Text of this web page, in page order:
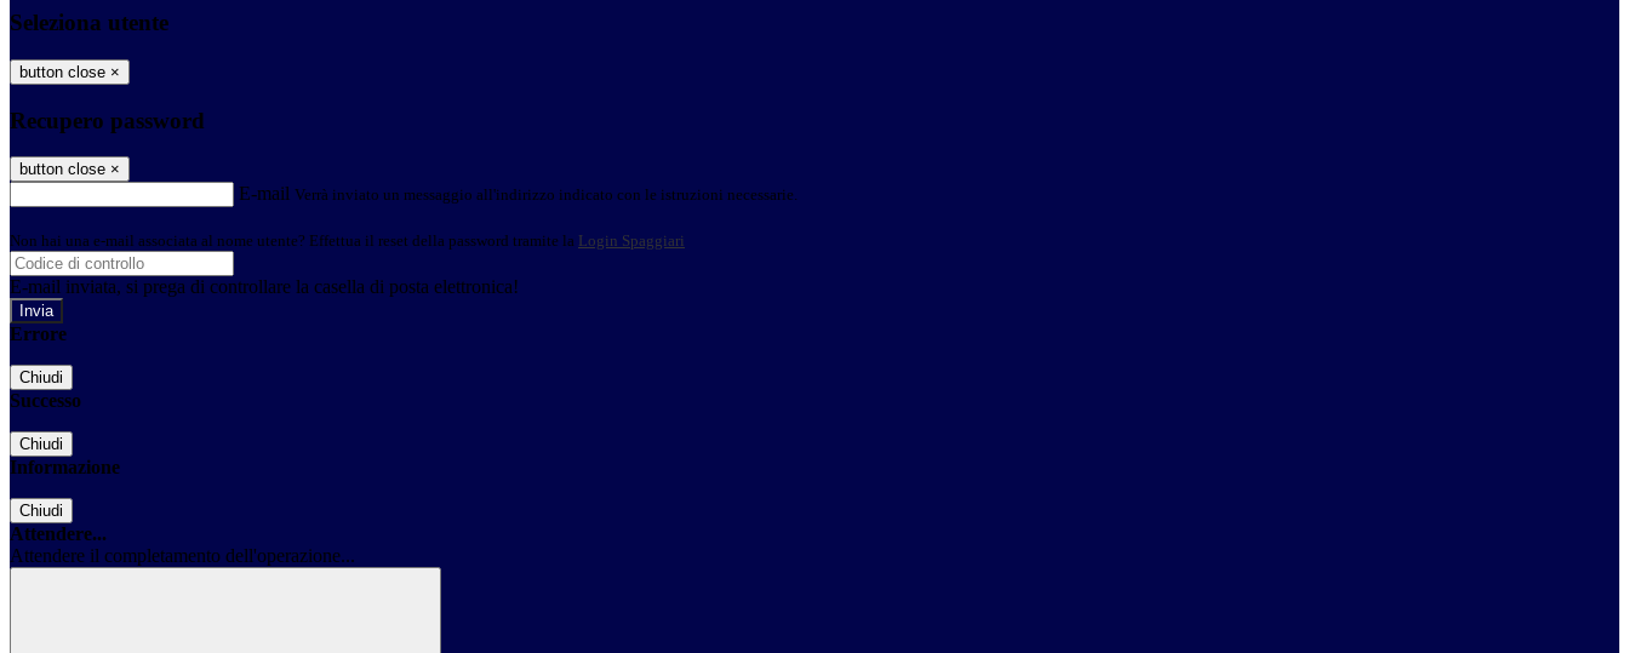
Seleziona utente
button close ×
Recupero password
button close ×
E-mail Verrà inviato un messaggio all'indirizzo indicato con le istruzioni necessarie.
Non hai una e-mail associata al nome utente? Effettua il reset della password tramite la Login Spaggiari
E-mail inviata, si prega di controllare la casella di posta elettronica!
Errore
Chiudi
Successo
Chiudi
Informazione
Chiudi
Attendere...
Attendere il completamento dell'operazione...